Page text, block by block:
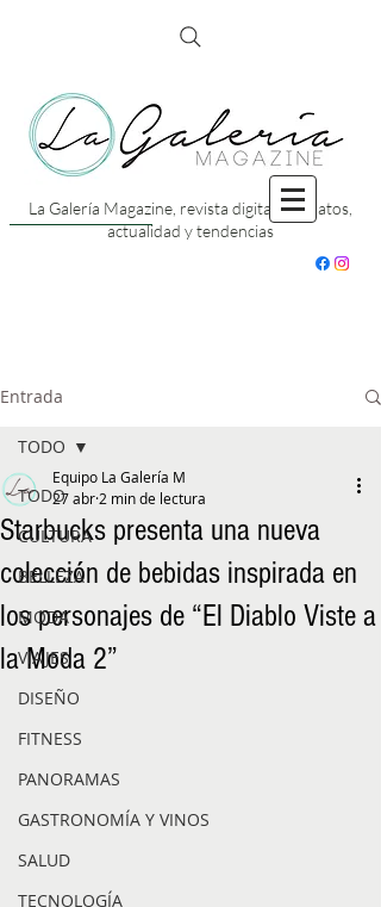
La Galería Magazine, revista digital con datos,
actualidad y tendencias
Entrada
TODO
CULTURA
BELLEZA
MODA
VIAJES
DISEÑO
FITNESS
PANORAMAS
GASTRONOMÍA Y VINOS
SALUD
TECNOLOGÍA
TODO
Starbucks presenta una nueva
colección de bebidas inspirada en
los personajes de “El Diablo Viste a
la Moda 2”
Equipo La Galería M
27 abr 2 min de lectura